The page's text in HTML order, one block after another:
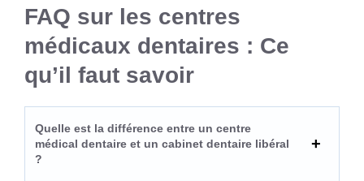
FAQ sur les centres
médicaux dentaires : Ce
qu’il faut savoir
Quelle est la différence entre un centre
médical dentaire et un cabinet dentaire libéral
?